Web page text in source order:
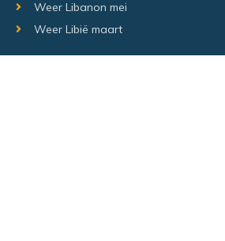
Weer Libanon mei
Weer Libië maart